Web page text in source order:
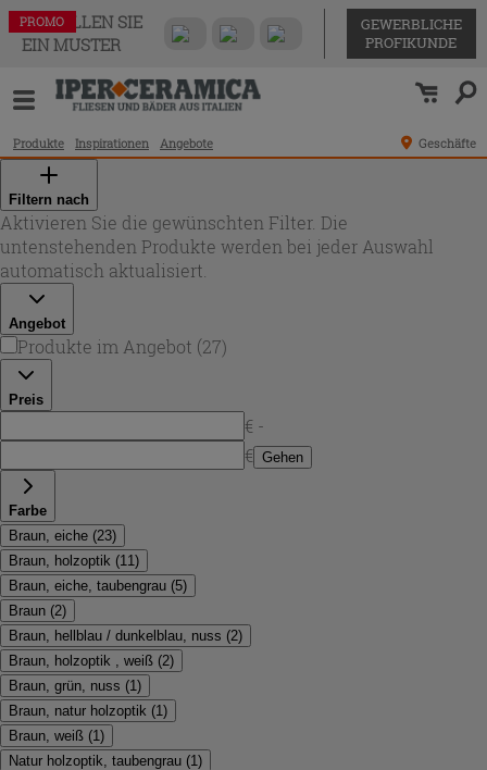
BESTELLEN SIE
EIN MUSTER
GEWERBLICHE
PROFIKUNDE
Produkte Inspirationen Angebote Geschäfte
Filtern nach
Aktivieren Sie die gewünschten Filter. Die
untenstehenden Produkte werden bei jeder Auswahl
automatisch aktualisiert.
Angebot
Produkte im Angebot (27)
Preis
€ -
€ Gehen
Farbe
Braun, eiche (23)
Braun, holzoptik (11)
Braun, eiche, taubengrau (5)
Braun (2)
Braun, hellblau / dunkelblau, nuss (2)
Braun, holzoptik , weiß (2)
Braun, grün, nuss (1)
Braun, natur holzoptik (1)
Braun, weiß (1)
Natur holzoptik, taubengrau (1)
PROMO
PROMO
PROMO
PROMO
PROMO
PROMO
PROMO
PROMO
PROMO
PROMO
PROMO
PROMO
PROMO
PROMO
PROMO
PROMO
PROMO
PROMO
PROMO
PROMO
PROMO
PROMO
PROMO
PROMO
PROMO
PROMO
PROMO